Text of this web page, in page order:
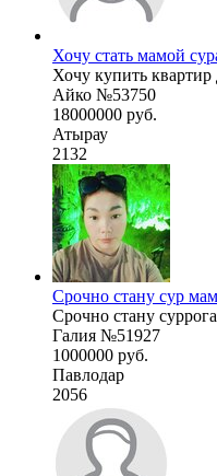
Хочу стать мамой
Хочу купить квартир
Айко №53750
18000000 руб.
Атырау
2132
Срочно стану сур
Срочно стану
Галия №51927
1000000 руб.
Павлодар
2056